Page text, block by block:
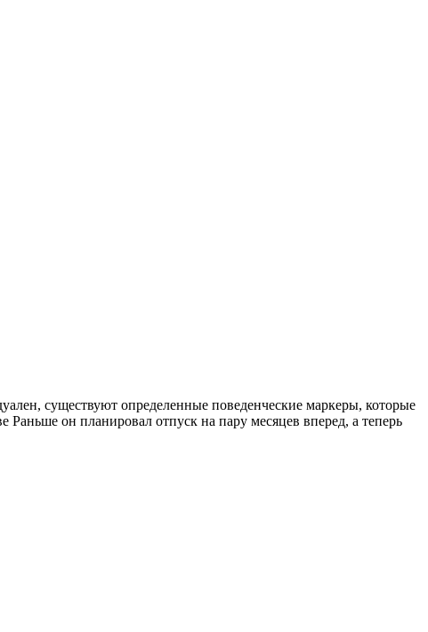
существуют определенные поведенческие маркеры, которые
он планировал отпуск на пару месяцев вперед, а теперь